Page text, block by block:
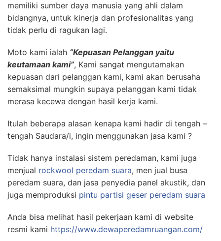
memiliki sumber daya manusia yang ahli dalam
bidangnya, untuk kinerja dan profesionalitas yang
tidak perlu di ragukan lagi.
Moto kami ialah “Kepuasan Pelanggan yaitu
keutamaan kami”, Kami sangat mengutamakan
kepuasan dari pelanggan kami, kami akan berusaha
semaksimal mungkin supaya pelanggan kami tidak
merasa kecewa dengan hasil kerja kami.
Itulah beberapa alasan kenapa kami hadir di tengah –
tengah Saudara/i, ingin menggunakan jasa kami ?
Tidak hanya instalasi sistem peredaman, kami juga
menjual rockwool peredam suara, men jual busa
peredam suara, dan jasa penyedia panel akustik, dan
juga memproduksi pintu partisi geser peredam suara
Anda bisa melihat hasil pekerjaan kami di website
resmi kami https://www.dewaperedamruangan.com/